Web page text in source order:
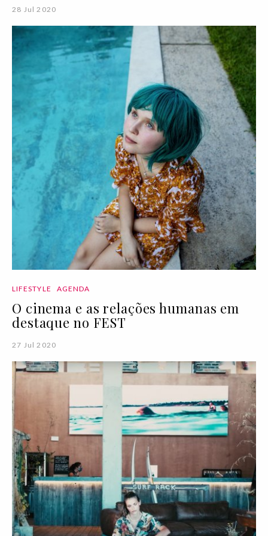
28 Jul 2020
LIFESTYLE AGENDA
O cinema e as relações humanas em
destaque no FEST
27 Jul 2020